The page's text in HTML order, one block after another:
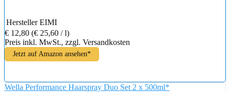
Hersteller EIMI
€ 12,80 (€ 25,60 / l)
Preis inkl. MwSt., zzgl. Versandkosten
Jetzt auf Amazon ansehen*
Wella Performance Haarspray Duo Set 2 x 500ml*